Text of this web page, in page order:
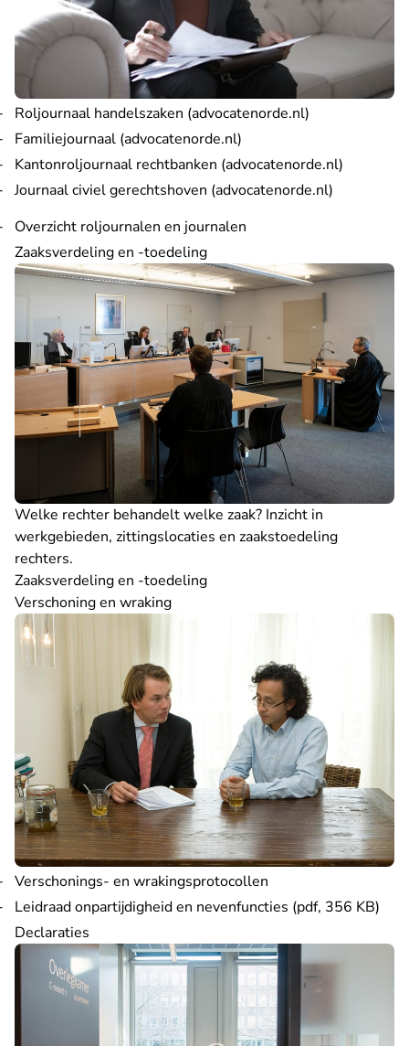
Roljournaal handelszaken (advocatenorde.nl)
Familiejournaal (advocatenorde.nl)
Kantonroljournaal rechtbanken (advocatenorde.nl)
Journaal civiel gerechtshoven (advocatenorde.nl)
Overzicht roljournalen en journalen
Zaaksverdeling en -toedeling
Welke rechter behandelt welke zaak? Inzicht in
werkgebieden, zittingslocaties en zaakstoedeling
rechters.
Zaaksverdeling en -toedeling
Verschoning en wraking
Verschonings- en wrakingsprotocollen
Leidraad onpartijdigheid en nevenfuncties (pdf, 356 KB)
Declaraties